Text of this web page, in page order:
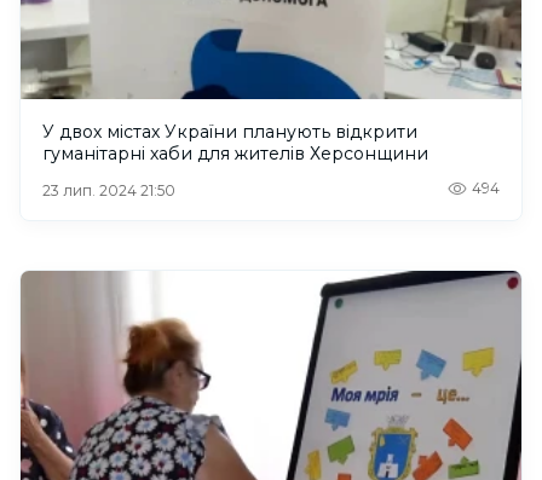
У двох містах України планують відкрити
гуманітарні хаби для жителів Херсонщини
23 лип. 2024 21:50 494